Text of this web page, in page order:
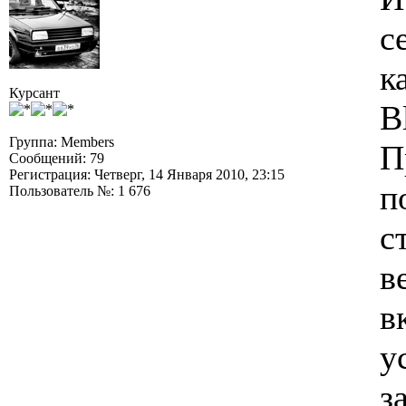
Курсант
Группа: Members
Сообщений: 79
Регистрация: Четверг, 14 Января 2010, 23:15
Пользователь №: 1 676